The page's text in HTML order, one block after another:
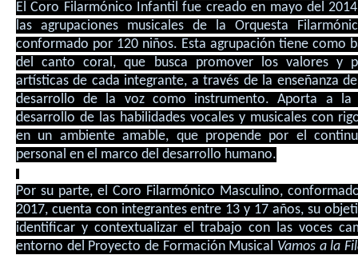
ElCoro Filarmónico Infantil fue creado en mayo del
las agrupaciones musicales de la Orquesta
conformado por 120 niños. Esta agrupación tiene como
del canto coral, que busca promover los valores y
artísticas de cada integrante, a través de la enseñanza
desarrollo de la voz como instrumento. Aporta a la
desarrollo de las habilidades vocales y musicales con
en un ambiente amable, que propende por el
personal en el marco del desarrollo humano.
Por su parte, el Coro Filarmónico Masculino,
2017, cuenta con integrantes entre 13 y 17 años, su
identificar y contextualizar el trabajo con las voces
entorno del Proyecto de Formación Musical Vamos a la